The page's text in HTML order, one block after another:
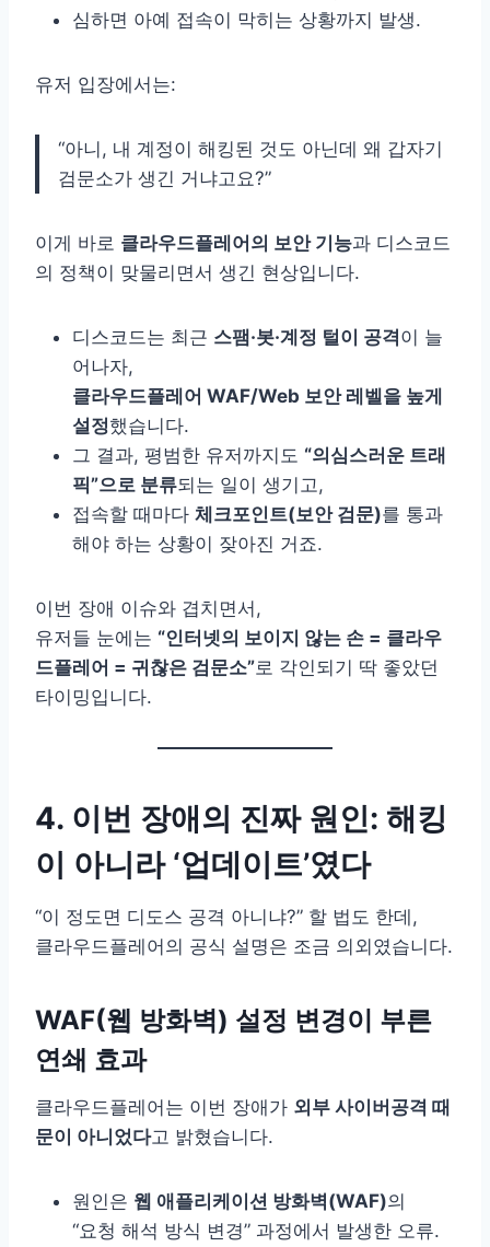
심하면 아예 접속이 막히는 상황까지 발생.
유저 입장에서는:
“아니, 내 계정이 해킹된 것도 아닌데 왜 갑자기
검문소가 생긴 거냐고요?”
이게 바로 클라우드플레어의 보안 기능과 디스코드
의 정책이 맞물리면서 생긴 현상입니다.
디스코드는 최근 스팸·봇·계정 털이 공격이 늘
어나자,
클라우드플레어 WAF/Web 보안 레벨을 높게
설정했습니다.
그 결과, 평범한 유저까지도 “의심스러운 트래
픽”으로 분류되는 일이 생기고,
접속할 때마다 체크포인트(보안 검문)를 통과
해야 하는 상황이 잦아진 거죠.
이번 장애 이슈와 겹치면서,
유저들 눈에는 “인터넷의 보이지 않는 손 = 클라우
드플레어 = 귀찮은 검문소”로 각인되기 딱 좋았던
타이밍입니다.
4. 이번 장애의 진짜 원인: 해킹
이 아니라 ‘업데이트’였다
“이 정도면 디도스 공격 아니냐?” 할 법도 한데,
클라우드플레어의 공식 설명은 조금 의외였습니다.
WAF(웹 방화벽) 설정 변경이 부른
연쇄 효과
클라우드플레어는 이번 장애가 외부 사이버공격 때
문이 아니었다고 밝혔습니다.
원인은 웹 애플리케이션 방화벽(WAF)의
“요청 해석 방식 변경” 과정에서 발생한 오류.